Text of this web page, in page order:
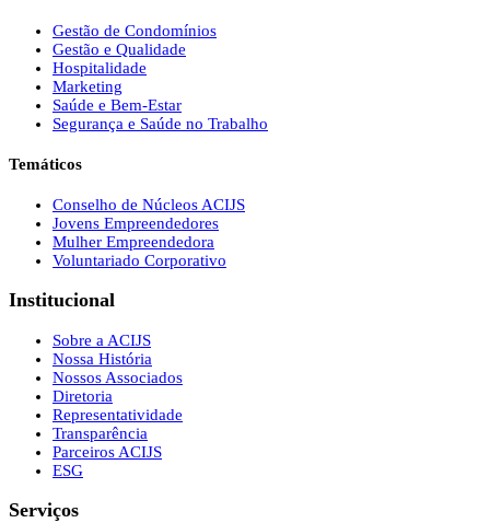
Gestão de Condomínios
Gestão e Qualidade
Hospitalidade
Marketing
Saúde e Bem-Estar
Segurança e Saúde no Trabalho
Temáticos
Conselho de Núcleos ACIJS
Jovens Empreendedores
Mulher Empreendedora
Voluntariado Corporativo
Institucional
Sobre a ACIJS
Nossa História
Nossos Associados
Diretoria
Representatividade
Transparência
Parceiros ACIJS
ESG
Serviços